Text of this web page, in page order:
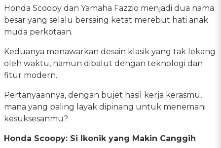
Honda Scoopy dan Yamaha Fazzio menjadi dua nama
besar yang selalu bersaing ketat merebut hati anak
muda perkotaan.
Keduanya menawarkan desain klasik yang tak lekang
oleh waktu, namun dibalut dengan teknologi dan
fitur modern.
Pertanyaannya, dengan bujet hasil kerja kerasmu,
mana yang paling layak dipinang untuk menemani
kesuksesanmu?
Honda Scoopy: Si Ikonik yang Makin Canggih